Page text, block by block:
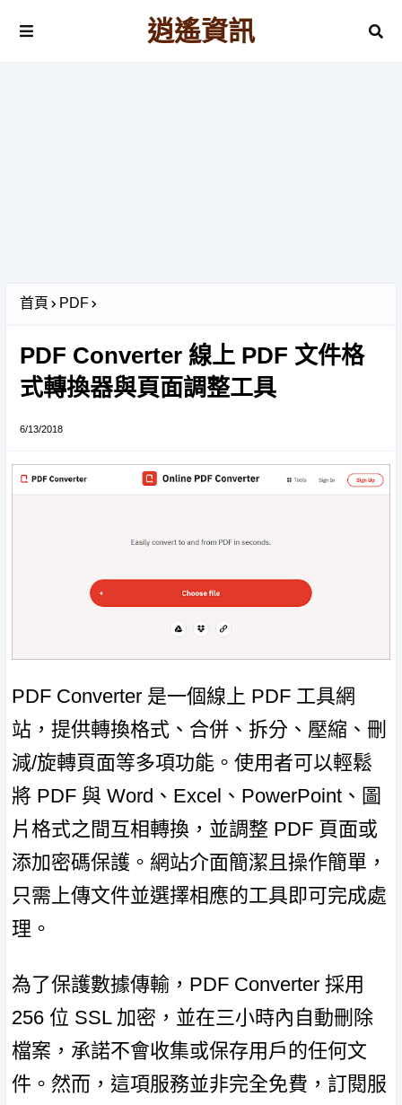
逍遙資訊
首頁 PDF
PDF Converter 線上 PDF 文件格
式轉換器與頁面調整工具
6/13/2018
PDF Converter 是一個線上 PDF 工具網
站，提供轉換格式、合併、拆分、壓縮、刪
減/旋轉頁面等多項功能。使用者可以輕鬆
將 PDF 與 Word、Excel、PowerPoint、圖
片格式之間互相轉換，並調整 PDF 頁面或
添加密碼保護。網站介面簡潔且操作簡單，
只需上傳文件並選擇相應的工具即可完成處
理。
為了保護數據傳輸，PDF Converter 採用
256 位 SSL 加密，並在三小時內自動刪除
檔案，承諾不會收集或保存用戶的任何文
件。然而，這項服務並非完全免費，訂閱服